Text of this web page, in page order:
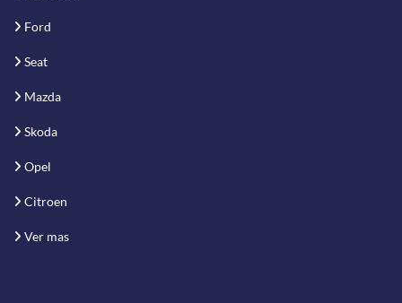
Ford
Seat
Mazda
Skoda
Opel
Citroen
Ver mas